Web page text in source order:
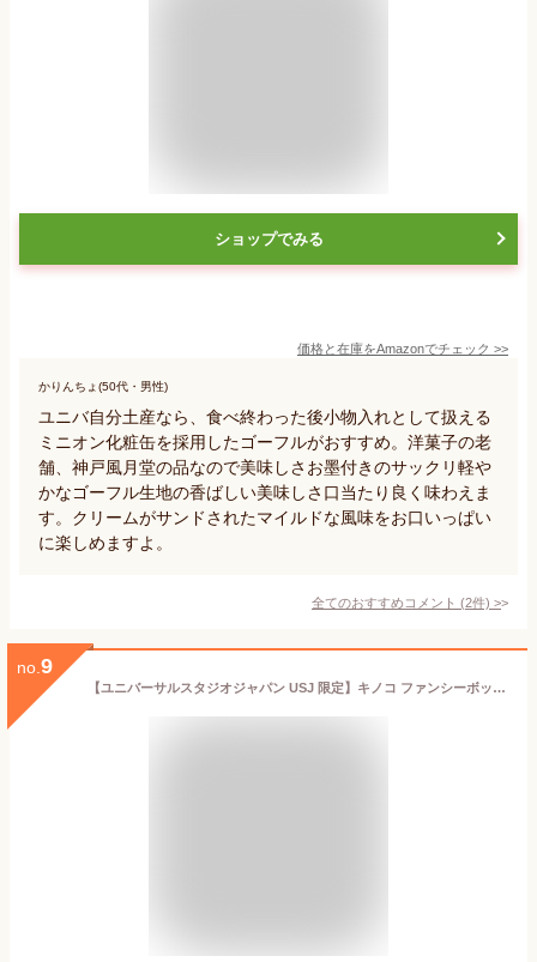
ショップでみる
価格と在庫をAmazonでチェック >>
かりんちょ(50代・男性)
ユニバ自分土産なら、食べ終わった後小物入れとして扱える
ミニオン化粧缶を採用したゴーフルがおすすめ。洋菓子の老
舗、神戸風月堂の品なので美味しさお墨付きのサックリ軽や
かなゴーフル生地の香ばしい美味しさ口当たり良く味わえま
す。クリームがサンドされたマイルドな風味をお口いっぱい
に楽しめますよ。
全てのおすすめコメント (2件) >
no. 9
【ユニバーサルスタジオジャパン USJ 限定】キノコ ファンシーボックスクッキー スーパー ニンテンドー ワールド マリオ お土産 ユニバ グッズ